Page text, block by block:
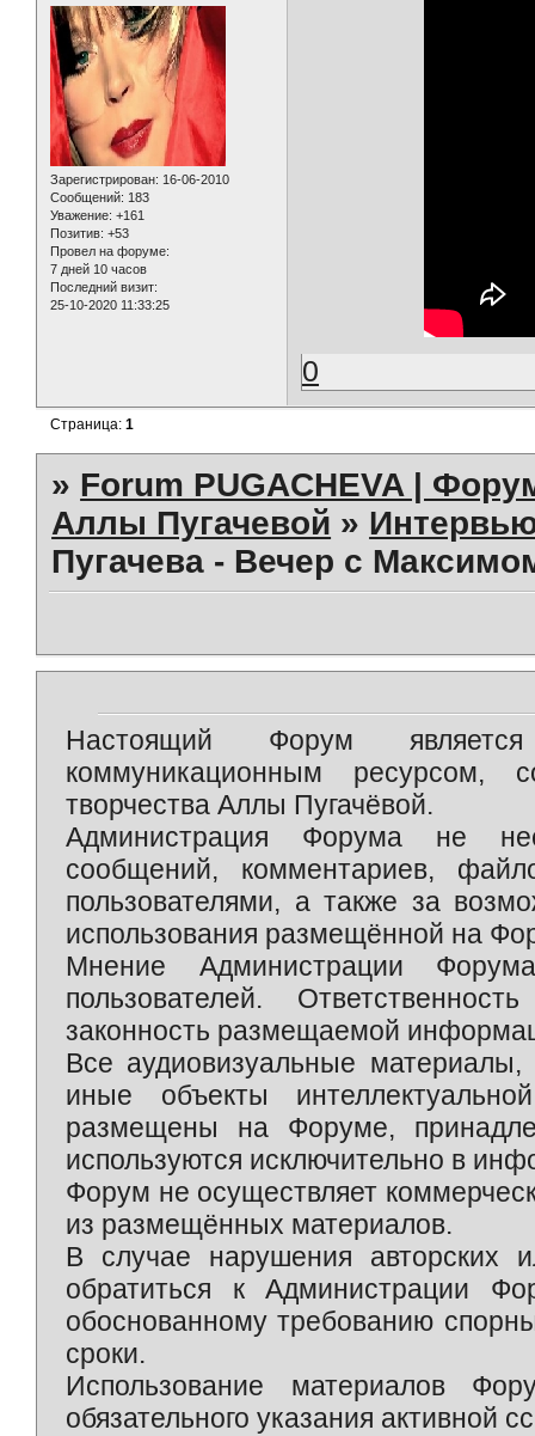
Зарегистрирован: 16-06-2010
Сообщений: 183
Уважение: +161
Позитив: +53
Провел на форуме:
7 дней 10 часов
Последний визит:
25-10-2020 11:33:25
0
Страница:1
» Forum PUGACHEVA |
Аллы Пугачевой »
Пугачева - Вечер с
Настоящий Форум является
коммуникационным ресурсом,
творчества Аллы Пугачёвой.
Администрация Форума не
сообщений, комментариев,
пользователями, а также за
использования размещённой на
Мнение Администрации
пользователей.
законность размещаемой
Все аудиовизуальные
иные объекты
размещены на Форуме,
используются исключительно в
Форум не осуществляет
из размещённых материалов.
В случае нарушения авторских
обратиться к Администрации
обоснованному требованию
сроки.
Использование материалов
обязательного указания активной